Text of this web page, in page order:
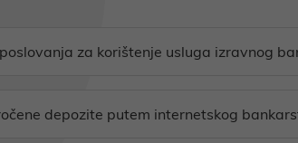
za korištenje usluga izravnog
depozite putem internetskog